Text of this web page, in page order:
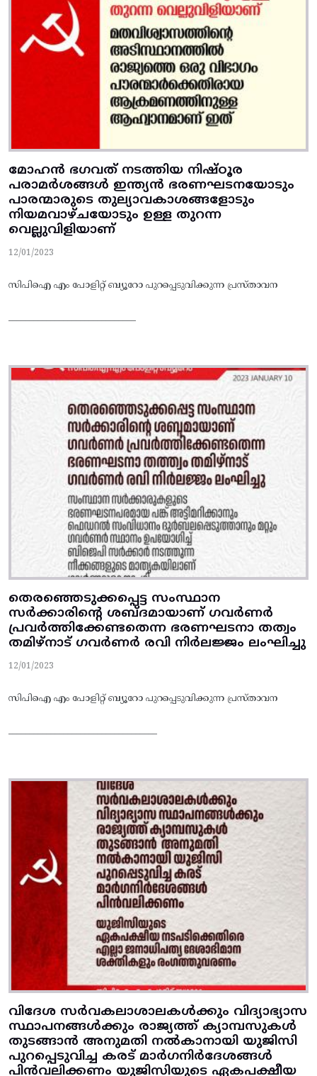
മോഹൻ ഭഗവത് നടത്തിയ നിഷ്ഠൂര
പരാമർശങ്ങൾ ഇന്ത്യൻ ഭരണഘടനയോടും
പാരന്മാരുടെ തുല്യാവകാശങ്ങളോടും
നിയമവാഴ്ചയോടും ഉള്ള തുറന്ന
വെല്ലുവിളിയാണ്
12/01/2023
സിപിഐ എം പോളിറ്റ് ബ്യൂറോ പുറപ്പെടുവിക്കുന്ന പ്രസ്താവന
തെരഞ്ഞെടുക്കപ്പെട്ട സംസ്ഥാന
സർക്കാരിന്റെ ശബ്ദമായാണ് ഗവർണർ
പ്രവർത്തിക്കേണ്ടതെന്ന ഭരണഘടനാ തത്വം
തമിഴ്നാട് ഗവർണർ രവി നിർലജ്ജം ലംഘിച്ചു
12/01/2023
സിപിഐ എം പോളിറ്റ് ബ്യൂറോ പുറപ്പെടുവിക്കുന്ന പ്രസ്താവന
വിദേശ സർവകലാശാലകൾക്കും വിദ്യാഭ്യാസ
സ്ഥാപനങ്ങൾക്കും രാജ്യത്ത് ക്യാമ്പസുകൾ
തുടങ്ങാൻ അനുമതി നൽകാനായി യുജിസി
പുറപ്പെടുവിച്ച കരട് മാർഗനിർദേശങ്ങൾ
പിൻവലിക്കണം യുജിസിയുടെ ഏകപക്ഷീയ